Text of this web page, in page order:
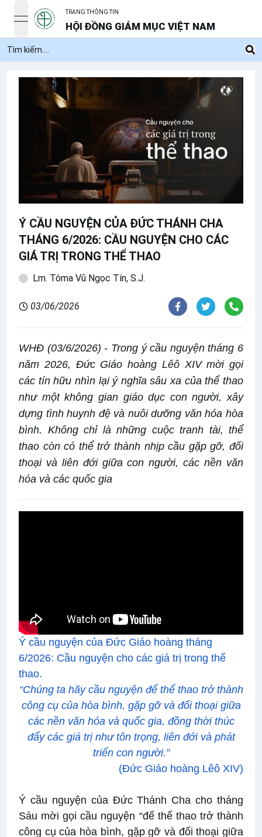
open navigation menu
TRANG THÔNG TIN
HỘI ĐỒNG GIÁM MỤC VIỆT NAM
Ý CẦU NGUYỆN CỦA ĐỨC THÁNH CHA
THÁNG 6/2026: CẦU NGUYỆN CHO CÁC
GIÁ TRỊ TRONG THỂ THAO
Lm. Tôma Vũ Ngọc Tín, S.J.
03/06/2026
WHĐ (03/6/2026) - Trong ý cầu nguyện tháng 6
năm 2026, Đức Giáo hoàng Lêô XIV mời gọi
các tín hữu nhìn lại ý nghĩa sâu xa của thể thao
như một không gian giáo dục con người, xây
dựng tình huynh đệ và nuôi dưỡng văn hóa hòa
bình. Không chỉ là những cuộc tranh tài, thể
thao còn có thể trở thành nhịp cầu gặp gỡ, đối
thoại và liên đới giữa con người, các nền văn
hóa và các quốc gia
Ý cầu nguyện của Đức Giáo hoàng tháng
6/2026: Cầu nguyện cho các giá trị trong thể
thao.
“Chúng ta hãy cầu nguyện để thể thao trở thành
công cụ của hòa bình, gặp gỡ và đối thoại giữa
các nền văn hóa và quốc gia, đồng thời thúc
đẩy các giá trị như tôn trọng, liên đới và phát
triển con người.”
(Đức Giáo hoàng Lêô XIV)
Ý cầu nguyện của Đức Thánh Cha cho tháng
Sáu mời gọi cầu nguyện “để thể thao trở thành
công cụ của hòa bình, gặp gỡ và đối thoại giữa